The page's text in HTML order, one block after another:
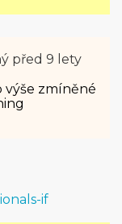
před 9 lety
výše zmíněné
if